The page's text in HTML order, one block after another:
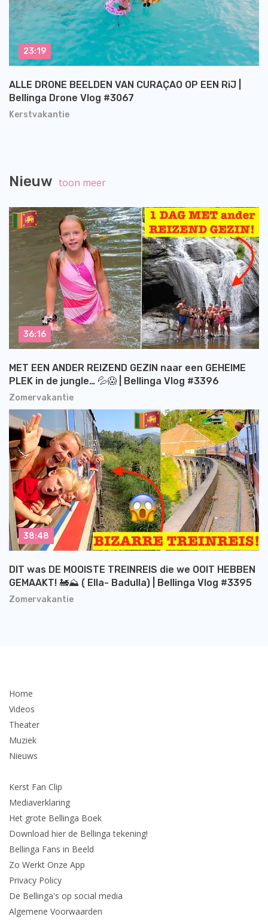
Kerstvakantie
ALLE DRONE BEELDEN VAN CURAÇAO OP EEN RiJ |
Bellinga Drone Vlog #3067
23:19
Nieuw toon meer
Zomervakantie
MET EEN ANDER REIZEND GEZIN naar een GEHEIME
PLEK in de jungle… 💦😱 | Bellinga Vlog #3396
36:16
Zomervakantie
DIT was DE MOOISTE TREINREIS die we OOIT HEBBEN
GEMAAKT! 🚂⛰️ ( Ella- Badulla) | Bellinga Vlog #3395
38:48
Home
Videos
Theater
Muziek
Nieuws
Kerst Fan Clip
Mediaverklaring
Het grote Bellinga Boek
Download hier de Bellinga tekening!
Bellinga Fans in Beeld
Zo Werkt Onze App
Privacy Policy
De Bellinga's op social media
Algemene Voorwaarden